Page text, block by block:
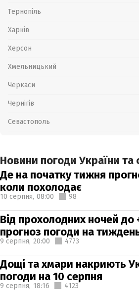
Тернопіль
Харків
Херсон
Хмельницький
Черкаси
Чернігів
Севастополь
Новини погоди України та
Де на початку тижня
коли похолодає
10 серпня, 08:00 98
Від прохолодних ночей до
прогноз погоди на
9 серпня, 20:00 4773
Дощі та хмари накриють
погоди на 10 серпня
9 серпня, 18:16 4123